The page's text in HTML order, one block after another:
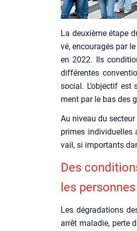
La deuxième étape
vé, encou­ra­gés par
en 2022. Ils
dif­fé­rentes
social. L’objectif
ment par le bas des
Au niveau du
primes
vail, si impor­tants
Des
les
Les dégra­da­tions
arrêt mala­die, perte